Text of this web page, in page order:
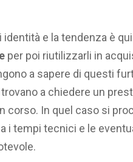
e la tendenza è
per poi riutilizzarli in
a sapere di questi
a chiedere un
corso. In quel caso si
i tempi tecnici e le